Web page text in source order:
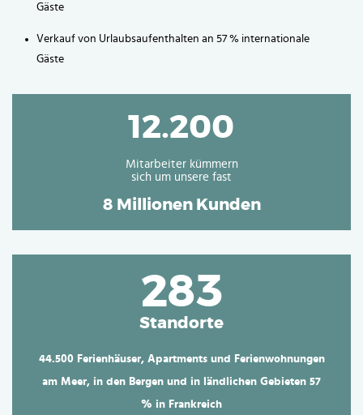
Gäste
Verkauf von Urlaubsaufenthalten an 57 % internationale
Gäste
12.200
Mitarbeiter kümmern
sich um unsere fast
8 Millionen Kunden
283
Standorte
44.500 Ferienhäuser, Apartments und Ferienwohnungen
am Meer, in den Bergen und in ländlichen Gebieten 57
% in Frankreich